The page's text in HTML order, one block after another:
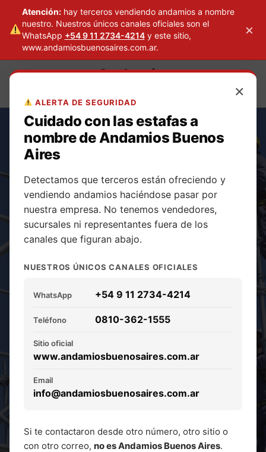
Atención:hay terceros vendiendo andamios a nombre
nuestro. Nuestros únicos canales oficiales son el
WhatsApp +54 9 11 2734-4214y este sitio,
www.andamiosbuenosaires.com.ar.
×
×
ALERTA DE SEGURIDAD
Cuidado con las estafas a
nombre de Andamios Buenos
Aires
Detectamos que terceros están ofreciendo y
vendiendo andamios haciéndose pasar por
nuestra empresa. No tenemos vendedores,
sucursales ni representantes fuera de los
canales que figuran abajo.
NUESTROS ÚNICOS CANALES OFICIALES
WhatsApp +54 9 11 2734-4214
Teléfono 0810-362-1555
Sitio oficial
www.andamiosbuenosaires.com.ar
Email
info@andamiosbuenosaires.com.ar
Si te contactaron desde otro número, otro sitio o
con otro correo, no es Andamios Buenos Aires.
Skip
content
Andamios
Alquiler de
andamios
multidireccionale
s y modulares.
Soluciones
rápidas y seguras.
Alquiler de estructuras para
restauración de fachadas, obras civiles,
industrias y eventos.
atención personalizada y alta
capacidad operativa.